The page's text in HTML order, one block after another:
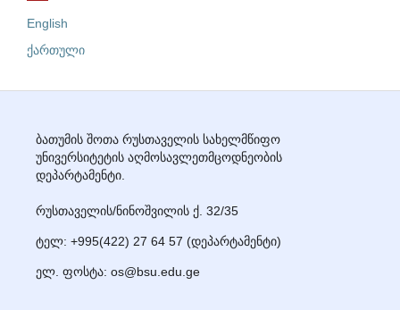
English
ქართული
ბათუმის შოთა რუსთაველის სახელმწიფო
უნივერსიტეტის აღმოსავლეთმცოდნეობის
დეპარტამენტი.
რუსთაველის/ნინოშვილის ქ. 32/35
ტელ: +995(422) 27 64 57 (დეპარტამენტი)
ელ. ფოსტა: os@bsu.edu.ge